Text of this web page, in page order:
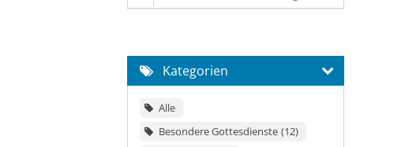
Kategorien
Alle
Besondere Gottesdienste 12